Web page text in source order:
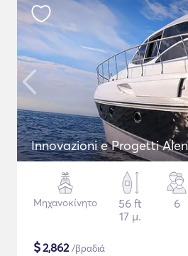
Innovazioni e Progetti
Μηχανοκίνητο
56 ft
17 μ.
6
$2,862/βραδιά